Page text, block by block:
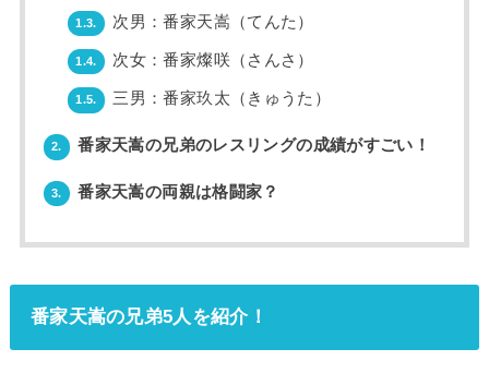
1.3. 次男：番家天嵩（てんた）
1.4. 次女：番家燦咲（さんさ）
1.5. 三男：番家玖太（きゅうた）
2. 番家天嵩の兄弟のレスリングの成績がすごい！
3. 番家天嵩の両親は格闘家？
番家天嵩の兄弟5人を紹介！